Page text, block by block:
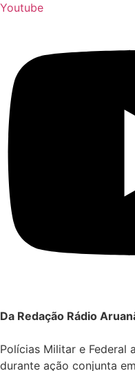
Youtube
Da Redação Rádio
Polícias Militar e Federal
durante ação conjunta